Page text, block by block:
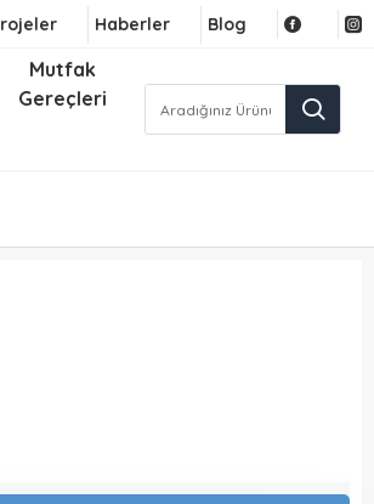
Haberler Blog
Mutfak
Gereçleri